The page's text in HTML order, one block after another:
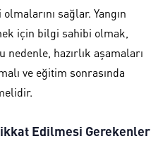
sağlar. Yangın
için bilgi sahibi olmak,
hazırlık aşamaları
ve eğitim sonrasında
Edilmesi Gerekenler